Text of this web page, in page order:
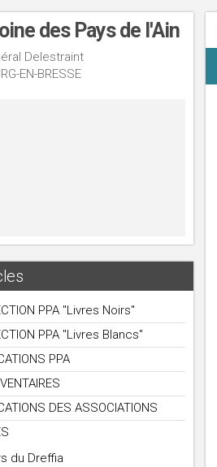
des Pays de l'Ain
Delestraint
EN-BRESSE
PPA "Livres Noirs"
PPA "Livres Blancs"
PPA
DES ASSOCIATIONS
du Dreffia